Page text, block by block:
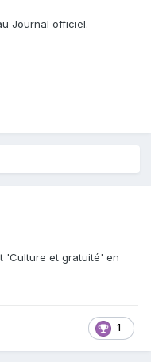
Journal officiel.
'Culture et gratuité' en
1